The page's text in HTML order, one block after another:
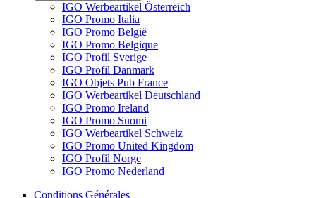
IGO Werbeartikel Österreich
IGO Promo Italia
IGO Promo België
IGO Promo Belgique
IGO Profil Sverige
IGO Profil Danmark
IGO Objets Pub France
IGO Werbeartikel Deutschland
IGO Promo Ireland
IGO Promo Suomi
IGO Werbeartikel Schweiz
IGO Promo United Kingdom
IGO Profil Norge
IGO Promo Nederland
Conditions Générales